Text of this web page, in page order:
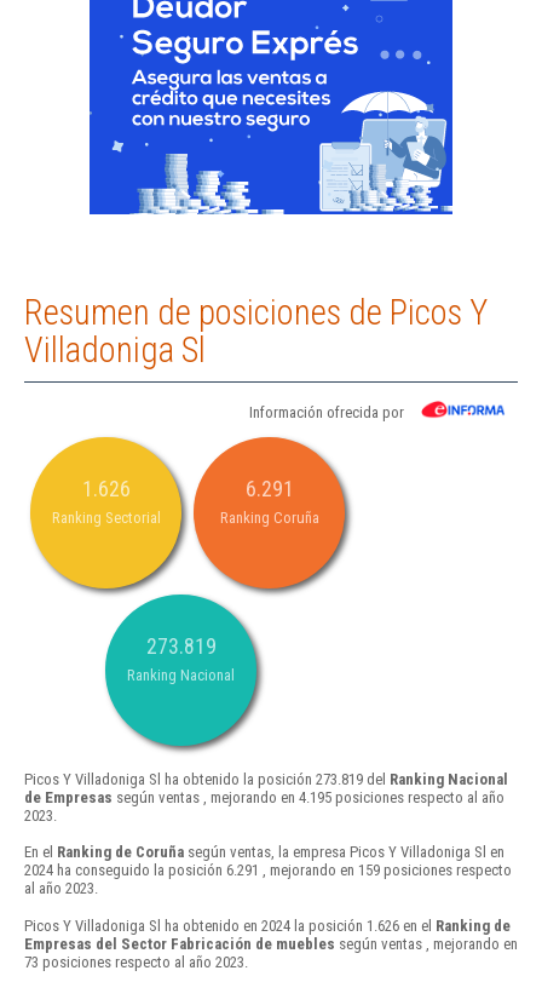
Resumen de posiciones de Picos Y
Villadoniga Sl
Información ofrecida por
1.626
Ranking Sectorial
6.291
Ranking Coruña
273.819
Ranking Nacional
Picos Y Villadoniga Sl ha obtenido la posición 273.819 del Ranking Nacional
de Empresas según ventas , mejorando en 4.195 posiciones respecto al año
2023.
En el Ranking de Coruña según ventas, la empresa Picos Y Villadoniga Sl en
2024 ha conseguido la posición 6.291 , mejorando en 159 posiciones respecto
al año 2023.
Picos Y Villadoniga Sl ha obtenido en 2024 la posición 1.626 en el Ranking de
Empresas del Sector Fabricación de muebles según ventas , mejorando en
73 posiciones respecto al año 2023.